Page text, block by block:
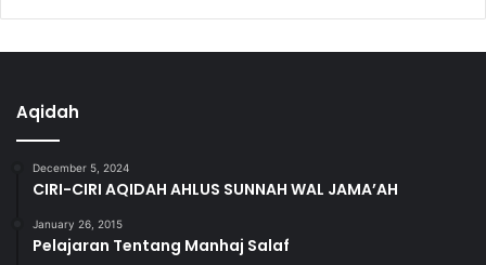
Aqidah
December 5, 2024
CIRI-CIRI AQIDAH AHLUS SUNNAH WAL JAMA’AH
January 26, 2015
Pelajaran Tentang Manhaj Salaf